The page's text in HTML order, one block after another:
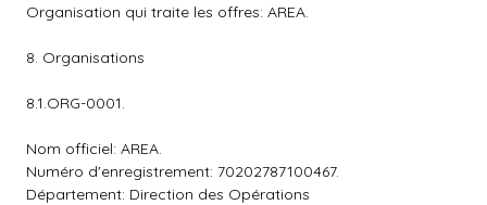
Organisation qui traite les offres: AREA.
8. Organisations
8.1.ORG-0001.
Nom officiel: AREA.
Numéro d'enregistrement: 70202787100467.
Département: Direction des Opérations